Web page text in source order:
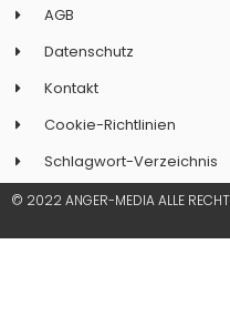
AGB
Datenschutz
Kontakt
Cookie-Richtlinien
Schlagwort-Verzeichnis
© 2022 ANGER-MEDIA ALLE